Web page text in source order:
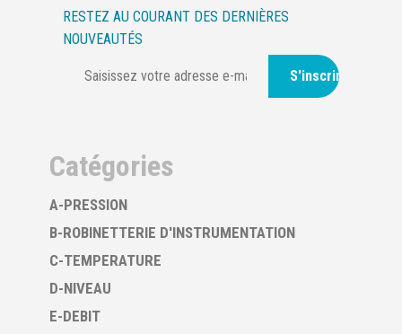
RESTEZ AU COURANT DES DERNIÈRES
NOUVEAUTÉS
S'inscrire
Catégories
A-PRESSION
B-ROBINETTERIE D'INSTRUMENTATION
C-TEMPERATURE
D-NIVEAU
E-DEBIT